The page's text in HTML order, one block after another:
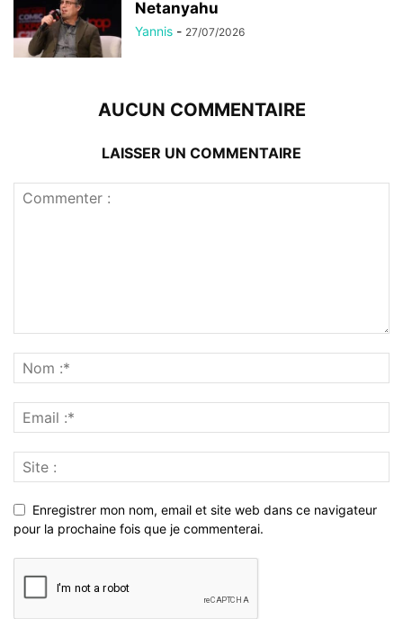
Netanyahu
Yannis - 27/07/2026
AUCUN COMMENTAIRE
LAISSER UN COMMENTAIRE
Enregistrer mon nom, email et site web dans ce navigateur
pour la prochaine fois que je commenterai.